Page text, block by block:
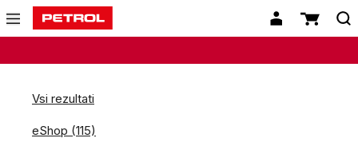
Vsi rezultati
eShop (115)